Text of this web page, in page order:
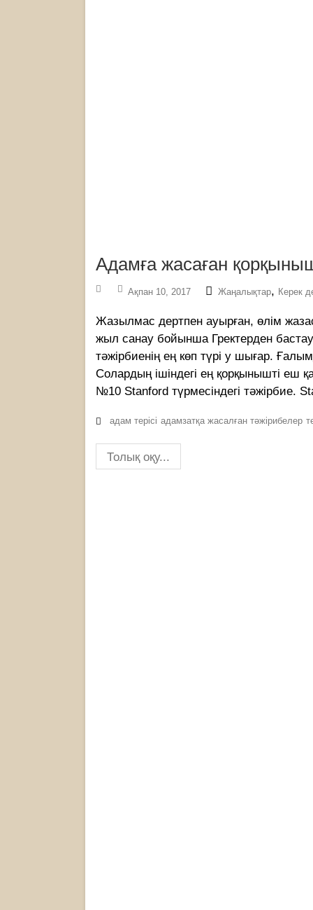
Адамға жасаған
Ақпан 10, 2017 Жаңалықтар, Керек
Жазылмас дертпен ауырған, өлім
жыл санау бойынша Гректерден
тәжірбиенің ең көп түрі у шығар.
Солардың ішіндегі ең қорқынышті еш
№10 Stanford түрмесіндегі тәжірбие.
адам терісі адамзатқа жасалған тәжірибелер
Толық оқу...